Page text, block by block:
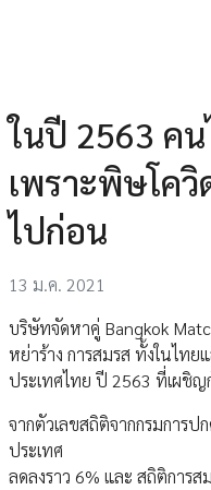
ในปี 2563 ค
เพราะพิษโค
ไปก่อน
13 ม.ค. 2021
บริษัทจัดหาคู่ Bangkok
หย่าร้าง การสมรส ทั้งในไทย
ประเทศไทย ปี 2563 ที่เผชิ
จากตัวเลขสถิติจากกรมการ
ประเทศ
ลดลงราว 6% และ สถิติการส